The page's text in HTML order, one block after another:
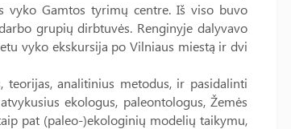
vyko Gamtos tyrimų centre. Iš viso buvo
grupių dirbtuvės. Renginyje dalyvavo
vyko ekskursija po Vilniaus miestą ir dvi
teorijas, analitinius metodus, ir pasidalinti
ekologus, paleontologus, Žemės
pat (paleo-)ekologinių modelių taikymu,